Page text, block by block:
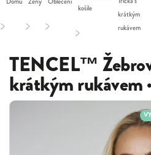
/ / /
košile
/
krátkým
rukávem
TENCEL™
krátkým rukávem